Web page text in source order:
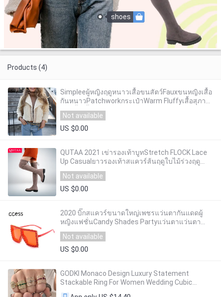
shoes
Products (4)
Simpleeผู้หญิงฤดูหนาวเสื้อขนสัตว์Fauxขนหญิงเสื้อ
กันหนาวPatchworkกระเป๋าWarm Fluffyเสื้อสุภาพ
สตรีสั้นเสื้อโค้ทสีขาว2020
Not available
US $0.00
QUTAA 2021 เข่ารองเท้าบูทStretch FLOCK Lace
Up Casualยาวรองเท้าสแควร์ส้นฤดูใบไม้ร่วงฤดู
หนาวรอบToeผู้หญิงรองเท้าSize34-43
Not available
US $0.00
2020 บิ๊กสแควร์ขนาดใหญ่เพชรแว่นตากันแดดผู้
หญิงแฟชั่นCandy Shades Partyแว่นตาแว่นตา
กรอบใส
Not available
US $0.00
GODKI Monaco Design Luxury Statement
Stackable Ring For Women Wedding Cubic
Zircon Engagement Dubai Punk Bridal Top Finger